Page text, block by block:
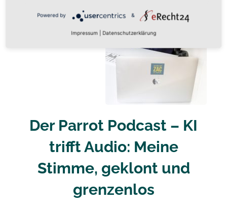
Der Parrot Podcast – KI
trifft Audio: Meine
Stimme, geklont und
grenzenlos
Powered by &
Impressum Datenschutzerklärung